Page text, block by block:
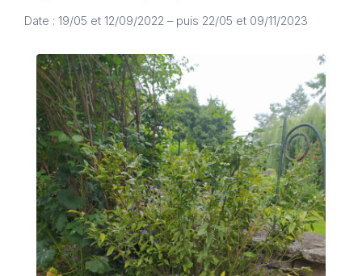
Date : 19/05 et 12/09/2022 – puis 22/05 et 09/11/2023